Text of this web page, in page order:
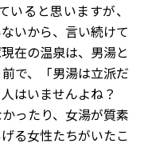
ると思いますが、
いから、言い続けて
在の温泉は、男湯と
で、「男湯は立派だ
はいませんよね？
ったり、女湯が質素
る女性たちがいたこ